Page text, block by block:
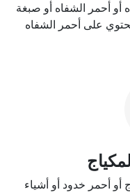
أو أحمر الشفاه أو صبغة
أحمر خدود أو أشياء